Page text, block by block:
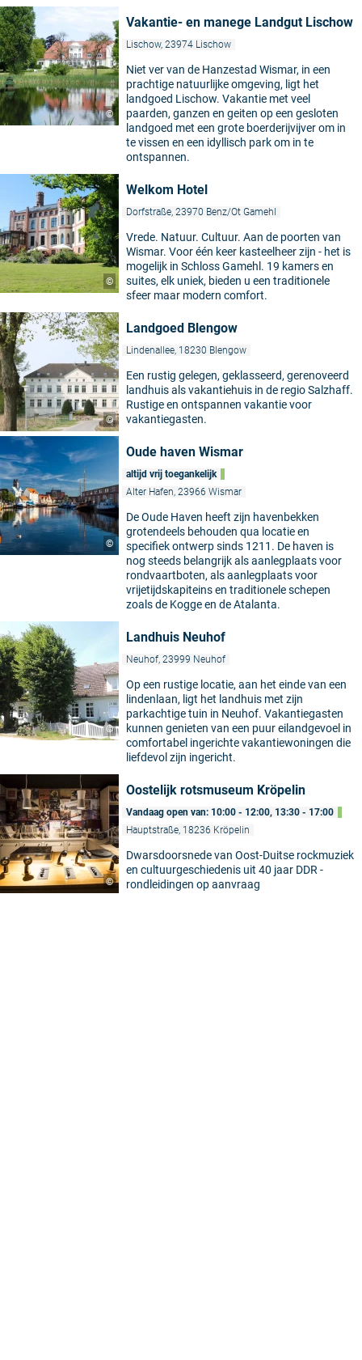
©
Vakantie- en manege Landgut Lischow
Lischow, 23974 Lischow
Niet ver van de Hanzestad Wismar, in een
prachtige natuurlijke omgeving, ligt het
landgoed Lischow. Vakantie met veel
paarden, ganzen en geiten op een gesloten
landgoed met een grote boerderijvijver om in
te vissen en een idyllisch park om in te
ontspannen.
©
Welkom Hotel
Dorfstraße, 23970 Benz/Ot Gamehl
Vrede. Natuur. Cultuur. Aan de poorten van
Wismar. Voor één keer kasteelheer zijn - het is
mogelijk in Schloss Gamehl. 19 kamers en
suites, elk uniek, bieden u een traditionele
sfeer maar modern comfort.
©
Landgoed Blengow
Lindenallee, 18230 Blengow
Een rustig gelegen, geklasseerd, gerenoveerd
landhuis als vakantiehuis in de regio Salzhaff.
Rustige en ontspannen vakantie voor
vakantiegasten.
©
Oude haven Wismar
altijd vrij toegankelijk
Alter Hafen, 23966 Wismar
De Oude Haven heeft zijn havenbekken
grotendeels behouden qua locatie en
specifiek ontwerp sinds 1211. De haven is
nog steeds belangrijk als aanlegplaats voor
rondvaartboten, als aanlegplaats voor
vrijetijdskapiteins en traditionele schepen
zoals de Kogge en de Atalanta.
©
Landhuis Neuhof
Neuhof, 23999 Neuhof
Op een rustige locatie, aan het einde van een
lindenlaan, ligt het landhuis met zijn
parkachtige tuin in Neuhof. Vakantiegasten
kunnen genieten van een puur eilandgevoel in
comfortabel ingerichte vakantiewoningen die
liefdevol zijn ingericht.
©
Oostelijk rotsmuseum Kröpelin
Vandaag open van: 10:00 - 12:00, 13:30 - 17:00
Hauptstraße, 18236 Kröpelin
Dwarsdoorsnede van Oost-Duitse rockmuziek
en cultuurgeschiedenis uit 40 jaar DDR -
rondleidingen op aanvraag